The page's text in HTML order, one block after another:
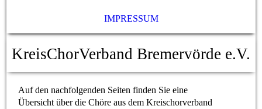
IMPRESSUM
KreisChorVerband Bremervörde e.V.
Auf den nachfolgenden Seiten finden Sie eine
Übersicht über die Chöre aus dem Kreischorverband